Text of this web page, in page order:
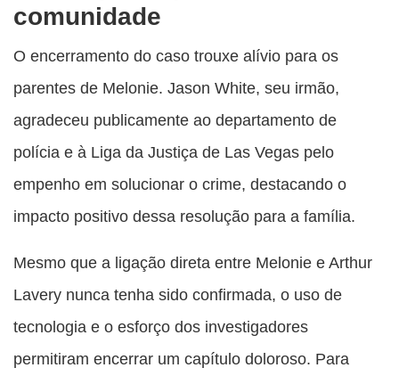
comunidade
O encerramento do caso trouxe alívio para os
parentes de Melonie. Jason White, seu irmão,
agradeceu publicamente ao departamento de
polícia e à Liga da Justiça de Las Vegas pelo
empenho em solucionar o crime, destacando o
impacto positivo dessa resolução para a família.
Mesmo que a ligação direta entre Melonie e Arthur
Lavery nunca tenha sido confirmada, o uso de
tecnologia e o esforço dos investigadores
permitiram encerrar um capítulo doloroso. Para